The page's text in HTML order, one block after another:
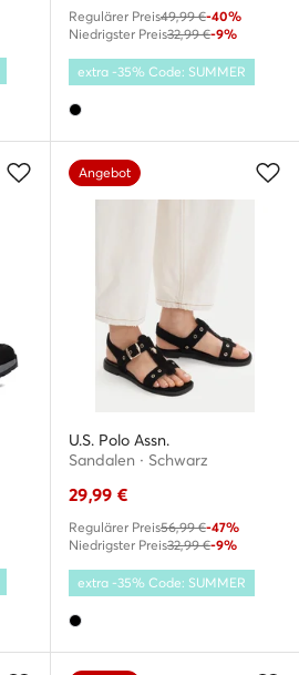
Regulärer Preis49,99 €-40%
Niedrigster Preis32,99 €-9%
extra -35% Code: SUMMER
Angebot
U.S. Polo Assn.
Sandalen · Schwarz
29,99 €
Regulärer Preis56,99 €-47%
Niedrigster Preis32,99 €-9%
extra -35% Code: SUMMER